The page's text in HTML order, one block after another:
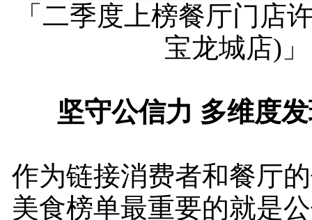
「二季度上榜餐厅门店
宝龙城店)」
坚守公信力 多维度
作为链接消费者和餐厅
美食榜单最重要的就是